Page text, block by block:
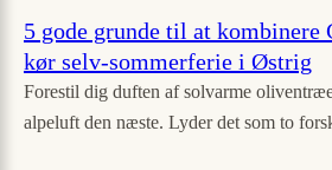
5 gode grunde til at kombinere
kør selv-sommerferie i Østrig
Forestil dig duften af solvarme
alpeluft den næste. Lyder det som to